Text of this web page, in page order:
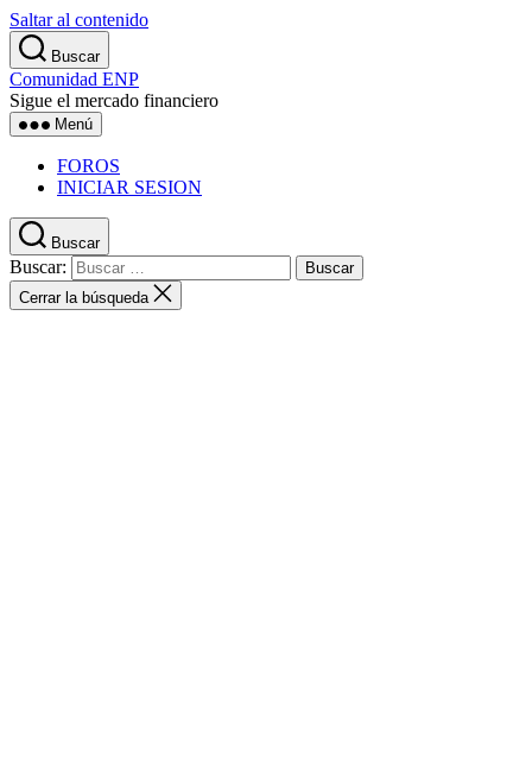
Saltar al contenido
Buscar
Comunidad ENP
Sigue el mercado financiero
Menú
FOROS
INICIAR SESION
Buscar
Buscar:
Cerrar la búsqueda